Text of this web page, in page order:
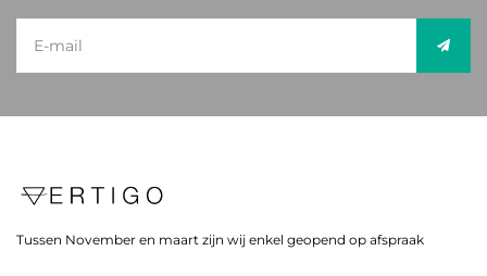
Tussen November en maart zijn wij enkel geopend op afspraak